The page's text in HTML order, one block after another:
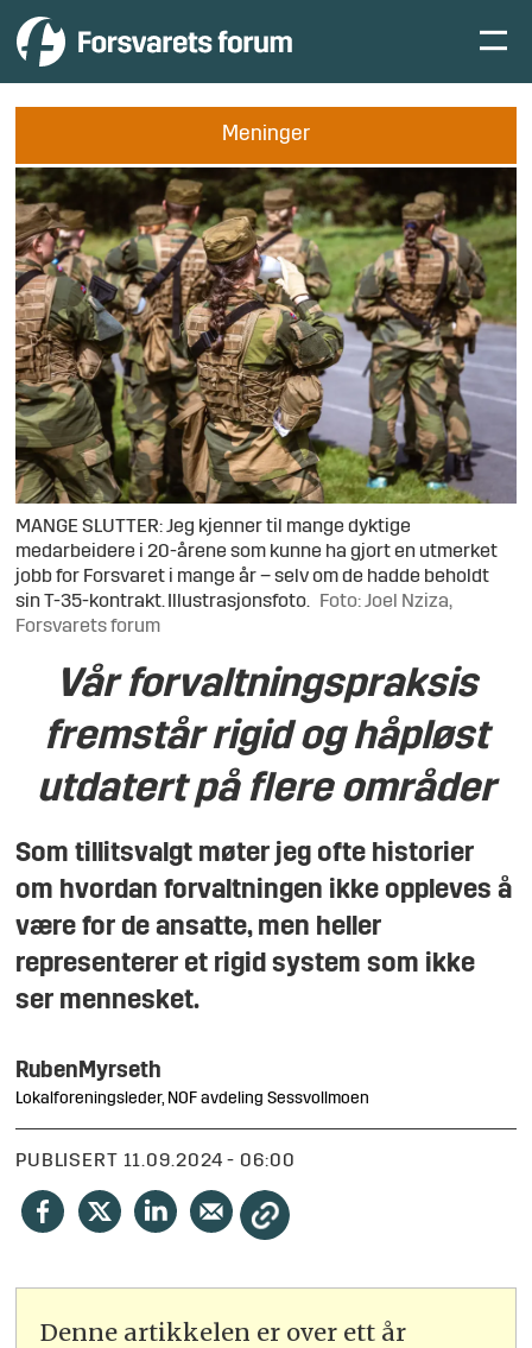
Meninger
MANGE SLUTTER: Jeg kjenner til mange dyktige
medarbeidere i 20-årene som kunne ha gjort en utmerket
jobb for Forsvaret i mange år – selv om de hadde beholdt
sin T-35-kontrakt. Illustrasjonsfoto.
Foto: Joel Nziza,
Forsvarets forum
Vår forvaltningspraksis
fremstår rigid og håpløst
utdatert på flere områder
Som tillitsvalgt møter jeg ofte historier
om hvordan forvaltningen ikke oppleves å
være for de ansatte, men heller
representerer et rigid system som ikke
ser mennesket.
RubenMyrseth
Lokalforeningsleder, NOF avdeling Sessvollmoen
PUBLISERT 11.09.2024 - 06:00
Denne artikkelen er over ett år